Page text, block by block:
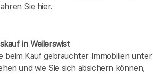
Sie hier.
in Weilerswist
beim Kauf gebrauchter Immobilien unter
und wie Sie sich absichern können,